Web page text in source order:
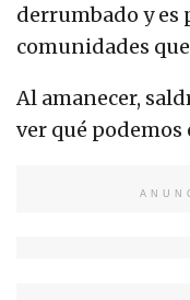
derrumbado y es
comunidades
Al amanecer,
ver qué